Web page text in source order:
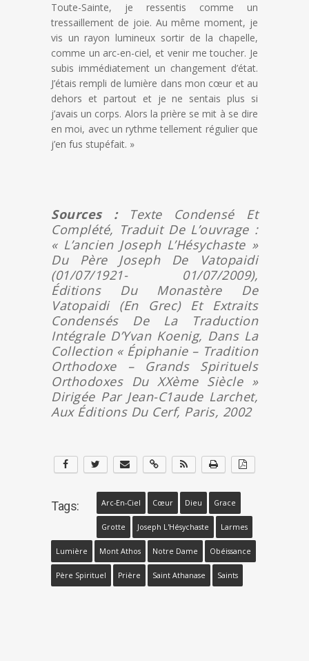
Toute-Sainte, je ressentis comme un
tressaillement de joie. Au même moment, je
vis un rayon lumineux sortir de la chapelle,
comme un arc-en-ciel, et venir me toucher. Je
subis immédiatement un changement d’état.
J’étais rempli de lumière dans mon cœur et au
dehors et partout et je ne sentais plus si
j’avais un corps. Alors la prière se mit à se dire
en moi, avec un rythme tellement régulier que
j’en fus stupéfait. »
Sources :
Texte Condensé Et
Complété, Traduit De L’ouvrage :
« L’ancien Joseph L’Hésychaste »
Du Père Joseph De Vatopaidi
(01/07/1921- 01/07/2009),
Éditions Du Monastère De
Vatopaidi (en Grec) Et Extraits
Condensés De La Traduction
Intégrale D’Yvan Koenig, Dans La
Collection « Épiphanie – Tradition
Orthodoxe – Grands Spirituels
Orthodoxes Du XXème Siècle »
Dirigée Par Jean-C1aude Larchet,
Aux Éditions Du Cerf, Paris, 2002
Tags: Arc-En-Ciel Cœur Dieu Grace
Grotte Joseph L'Hésychaste Larmes
Lumière Mont Athos Notre Dame Obéissance
Père Spirituel Prière Saint Athanase Saints